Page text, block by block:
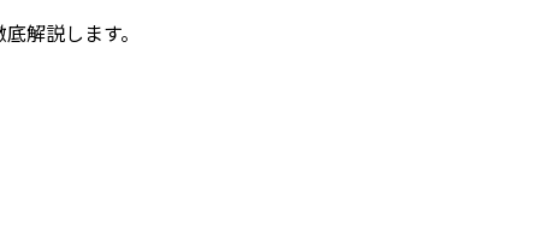
解説します。